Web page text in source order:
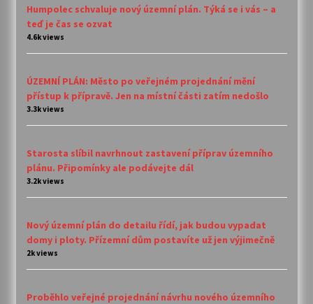
Humpolec schvaluje nový územní plán. Týká se i vás – a
teď je čas se ozvat
4.6k views
ÚZEMNÍ PLÁN: Město po veřejném projednání mění
přístup k přípravě. Jen na místní části zatím nedošlo
3.3k views
Starosta slíbil navrhnout zastavení příprav územního
plánu. Připomínky ale podávejte dál
3.2k views
Nový územní plán do detailu řídí, jak budou vypadat
domy i ploty. Přízemní dům postavíte už jen výjimečně
2k views
Proběhlo veřejné projednání návrhu nového územního